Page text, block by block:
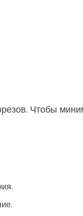
Чтобы